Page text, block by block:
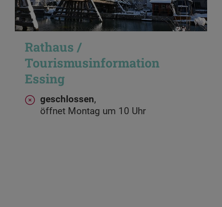
Rathaus /
Tourismusinformation
Essing
geschlossen,
öffnet Montag um 10 Uhr